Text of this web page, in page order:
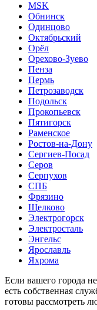
MSK
Обнинск
Одинцово
Октябрьский
Орёл
Орехово-Зуево
Пенза
Пермь
Петрозаводск
Подольск
Прокопьевск
Пятигорск
Раменское
Ростов-на-Дону
Сергиев-Посад
Серов
Серпухов
СПБ
Фрязино
Щелково
Электрогорск
Электросталь
Энгельс
Ярославль
Яхрома
Если вашего города
есть собственная
готовы рассмотреть